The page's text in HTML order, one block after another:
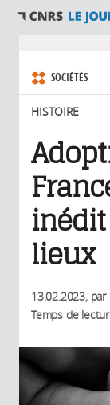
SOCIÉTÉS
HISTOIRE
inédit
lieux
13.02.2023, par
Temps de